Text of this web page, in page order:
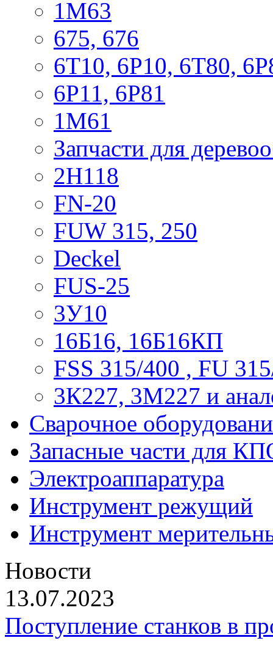
1М63
675, 676
6Т10, 6Р10, 6Т80,
6Р11, 6Р81
1М61
Запчасти для
2Н118
FN-20
FUW 315, 250
Deckel
FUS-25
3У10
16Б16, 16Б16КП
FSS 315/400 , FU
3К227, 3М227 и
Сварочное
Запасные части для
Электроаппаратура
Инструмент режущий
Инструмент
Новости
13.07.2023
Поступление станков в